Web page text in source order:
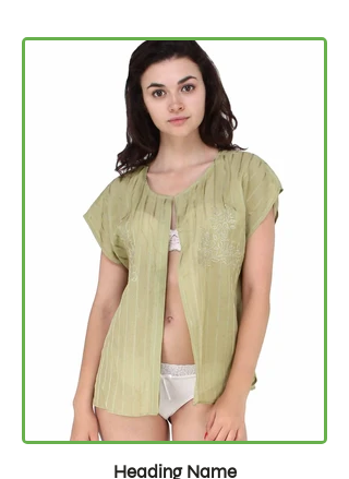
Heading Name